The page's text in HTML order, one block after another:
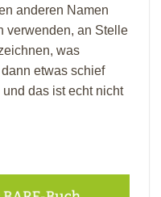
anderen Namen
verwenden, an Stelle
was
etwas schief
das ist echt nicht